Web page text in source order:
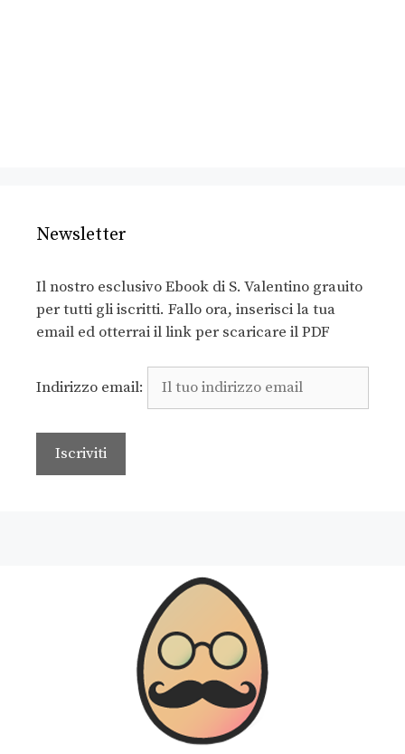
Newsletter
Il nostro esclusivo Ebook di S. Valentino grauito
per tutti gli iscritti. Fallo ora, inserisci la tua
email ed otterrai il link per scaricare il PDF
Indirizzo email: